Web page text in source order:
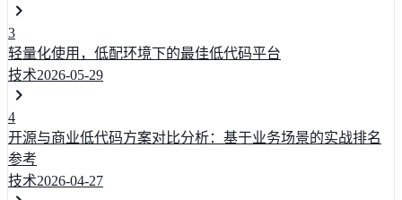
3
轻量化使用，低配环境下的最佳低代码平台
技术2026-05-29
4
开源与商业低代码方案对比分析：基于业务场景的实战排名
参考
技术2026-04-27